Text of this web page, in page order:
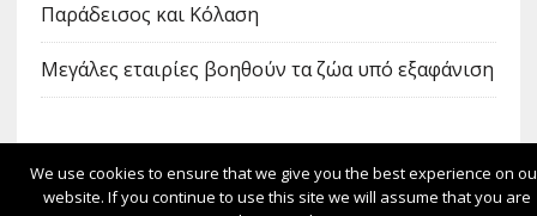
Παράδεισος και Κόλαση
Μεγάλες εταιρίες βοηθούν τα ζώα υπό εξαφάνιση
ΦΙΛΟΞΕΝΕΊΤΑΙ ΣΤΟSCHOOLPRESS.SCH.GR
We use cookies to ensure that we give you the best experience on
website. If you continue to use this site we will assume that you are